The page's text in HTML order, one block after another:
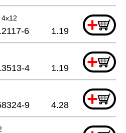
+
6 1.19
+
4 1.19
+
9 4.28